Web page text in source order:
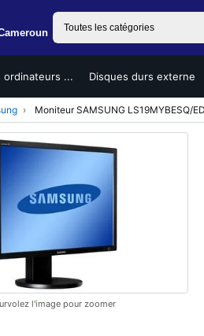
ordinateurs ... Disques durs externe
› Moniteur SAMSUNG LS19MYBESQ/
l'image pour zoomer